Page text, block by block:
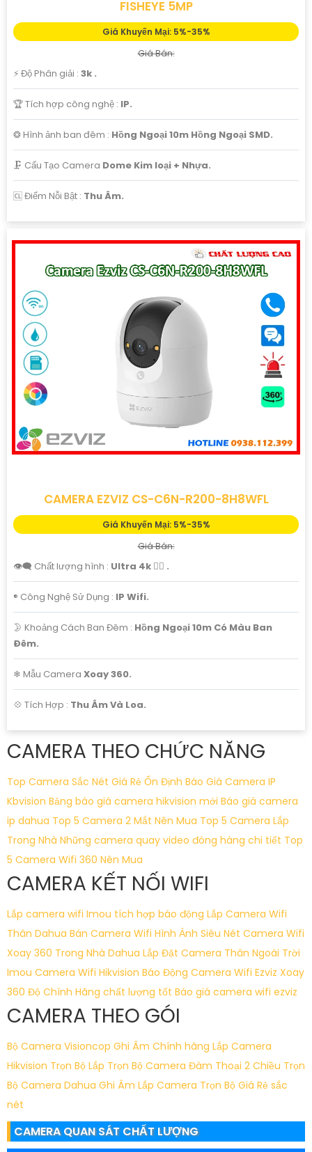
FISHEYE 5MP
Giá Khuyến Mại: 5%-35%
Giá Bán:
️⚡ Độ Phân giải : 3k .
🏆 Tích hợp công nghệ : IP.
❂ Hình ảnh ban đêm : Hồng Ngoại 10m Hồng Ngoại SMD.
🗜️ Cấu Tạo Camera Dome Kim loại + Nhựa.
️🆑 Điểm Nỗi Bật : Thu Âm.
CAMERA EZVIZ CS-C6N-R200-8H8WFL
Giá Khuyến Mại: 5%-35%
Giá Bán:
👁️‍🗨 Chất lượng hình : Ultra 4k 👍🏾 .
®️ Công Nghệ Sử Dụng : IP Wifi.
🌛 Khoảng Cách Ban Đêm : Hồng Ngoại 10m Có Màu Ban
Ðêm.
❄ Mẫu Camera Xoay 360.
️💠 Tích Hợp : Thu Âm Và Loa.
CAMERA THEO CHỨC NĂNG
Top Camera Sắc Nét Giá Rẻ Ổn Định Báo Giá Camera IP
Kbvision Bảng báo giá camera hikvision mới Báo giá camera
ip dahua Top 5 Camera 2 Mắt Nên Mua Top 5 Camera Lắp
Trong Nhà Những camera quay video đóng hàng chi tiết Top
5 Camera Wifi 360 Nên Mua
CAMERA KẾT NỐI WIFI
Lắp camera wifi Imou tích hợp báo động Lắp Camera Wifi
Thân Dahua Bán Camera Wifi Hình Ảnh Siêu Nét Camera Wifi
Xoay 360 Trong Nhà Dahua Lắp Đặt Camera Thân Ngoài Trời
Imou Camera Wifi Hikvision Báo Động Camera Wifi Ezviz Xoay
360 Độ Chính Hãng chất lượng tốt Báo giá camera wifi ezviz
CAMERA THEO GÓI
Bộ Camera Visioncop Ghi Âm Chính hãng Lắp Camera
Hikvision Trọn Bộ Lắp Trọn Bộ Camera Đàm Thoại 2 Chiều Trọn
Bộ Camera Dahua Ghi Âm Lắp Camera Trọn Bộ Giá Rẻ sắc
nét
CAMERA QUAN SÁT CHẤT LƯỢNG